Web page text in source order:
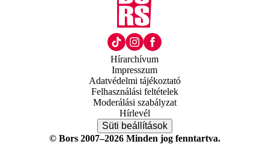
Hírarchívum
Impresszum
Adatvédelmi tájékoztató
Felhasználási feltételek
Moderálási szabályzat
Hírlevél
Süti beállítások
© Bors 2007–2026 Minden jog fenntartva.